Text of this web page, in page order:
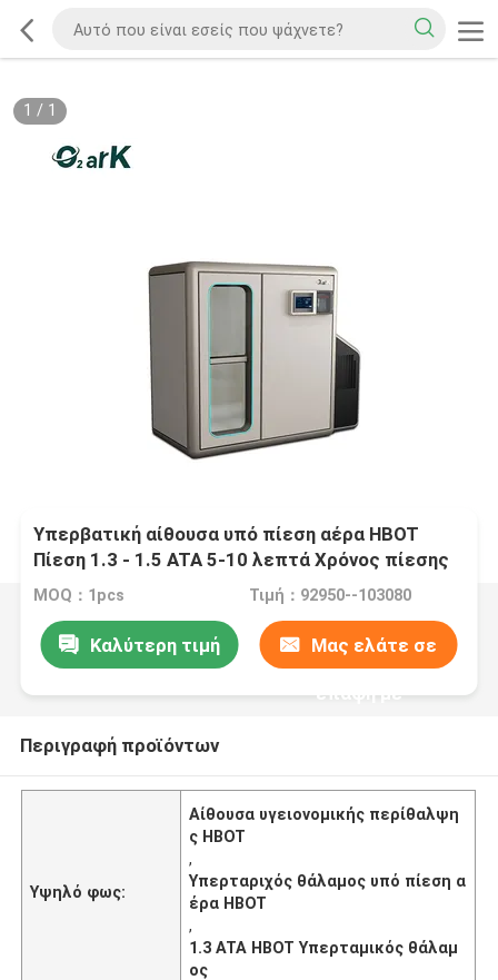
1 / 1
Υπερβατική αίθουσα υπό πίεση αέρα HBOT
Πίεση 1.3 - 1.5 ATA 5-10 λεπτά Χρόνος πίεσης
MOQ：1pcs Τιμή：92950--103080
Καλύτερη τιμή Μας ελάτε σε
επαφή με
Περιγραφή προϊόντων
Υψηλό φως:
Αίθουσα υγειονομικής περίθαλψη
ς HBOT
,
Υπερταριχός θάλαμος υπό πίεση α
έρα HBOT
,
1.3 ATA HBOT Υπερταμικός θάλαμ
ος